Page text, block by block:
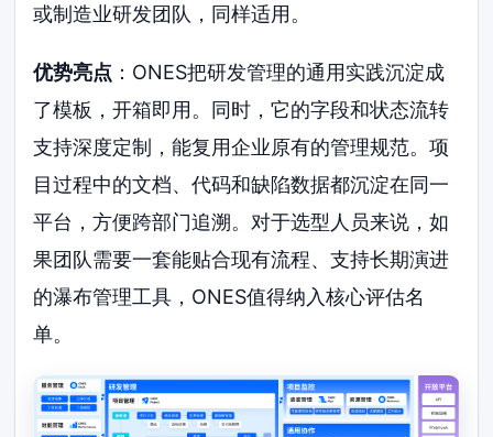
或制造业研发团队，同样适用。
优势亮点 ：ONES把研发管理的通用实践沉淀成
了模板，开箱即用。同时，它的字段和状态流转
支持深度定制，能复用企业原有的管理规范。项
目过程中的文档、代码和缺陷数据都沉淀在同一
平台，方便跨部门追溯。对于选型人员来说，如
果团队需要一套能贴合现有流程、支持长期演进
的瀑布管理工具，ONES值得纳入核心评估名
单。